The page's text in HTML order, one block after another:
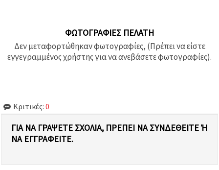
ΦΩΤΟΓΡΑΦΊΕΣ ΠΕΛΆΤΗ
Δεν μεταφορτώθηκαν φωτογραφίες, (Πρέπει να είστε
εγγεγραμμένος χρήστης για να ανεβάσετε φωτογραφίες).
Κριτικές: 0
ΓΙΑ ΝΑ ΓΡΆΨΕΤΕ ΣΧΌΛΙΑ, ΠΡΈΠΕΙ ΝΑ ΣΥΝΔΕΘΕΊΤΕ Ή Ν
Α ΕΓΓΡΑΦΕΊΤΕ.